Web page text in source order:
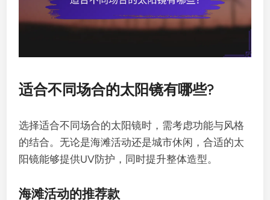
适合不同场合的太阳镜有哪些?
选择适合不同场合的太阳镜时，需考虑功能与风格
的结合。无论是海滩活动还是城市休闲，合适的太
阳镜能够提供UV防护，同时提升整体造型。
海滩活动的推荐款